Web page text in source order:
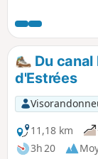
Du canal
d'Estrées
11,18 km
3h 20